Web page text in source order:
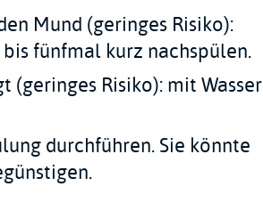
Mund (geringes Risiko):
fünfmal kurz nachspülen.
(geringes Risiko): mit Wasser
durchführen. Sie könnte